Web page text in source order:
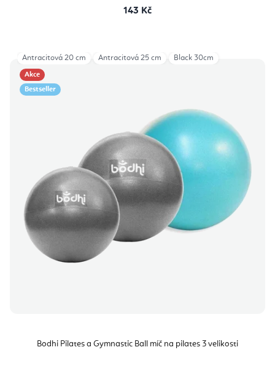
143 Kč
Akce
Bestseller
Bodhi Pilates a Gymnastic Ball míč na pilates 3 velikosti
Antracitová 20 cm Antracitová 25 cm Black 30cm